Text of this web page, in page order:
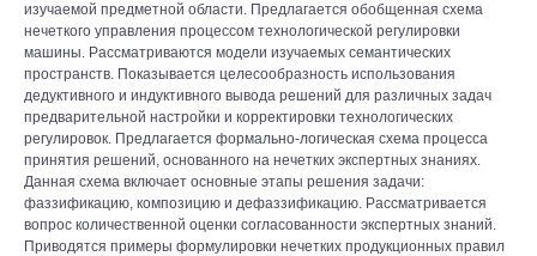
изучаемой предметной области. Предлагается обобщенная схема
нечеткого управления процессом технологической регулировки
машины. Рассматриваются модели изучаемых семантических
пространств. Показывается целесообразность использования
дедуктивного и индуктивного вывода решений для различных задач
предварительной настройки и корректировки технологических
регулировок. Предлагается формально-логическая схема процесса
принятия решений, основанного на нечетких экспертных знаниях.
Данная схема включает основные этапы решения задачи:
фаззификацию, композицию и дефаззификацию. Рассматривается
вопрос количественной оценки согласованности экспертных знаний.
Приводятся примеры формулировки нечетких продукционных правил